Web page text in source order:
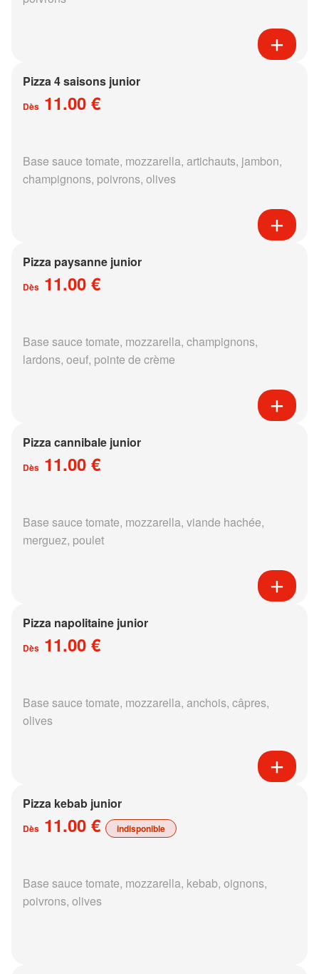
Pizza 4 saisons junior
Dès 11.00 €
Base sauce tomate, mozzarella, artichauts, jambon,
champignons, poivrons, olives
Pizza paysanne junior
Dès 11.00 €
Base sauce tomate, mozzarella, champignons,
lardons, oeuf, pointe de crème
Pizza cannibale junior
Dès 11.00 €
Base sauce tomate, mozzarella, viande hachée,
merguez, poulet
Pizza napolitaine junior
Dès 11.00 €
Base sauce tomate, mozzarella, anchois, câpres,
olives
Pizza kebab junior
Dès 11.00 € indisponible
Base sauce tomate, mozzarella, kebab, oignons,
poivrons, olives